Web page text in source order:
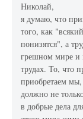
Николай,
я думаю, что
того, как
понизятся", а
грешном мире и
трудах. То, что
приобретаем
должно не
в добрые дела